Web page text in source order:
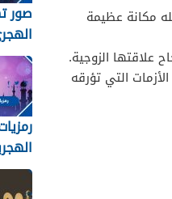
مكانة عظيمة
علاقتها الزوجية.
التي تؤرقه
صور
1448
1448